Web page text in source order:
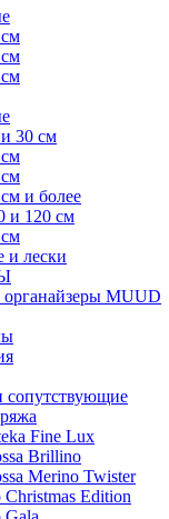
30 см
и более
и 120 см
и лески
MUUD
Fine Lux
Brillino
Merino Twister
Edition